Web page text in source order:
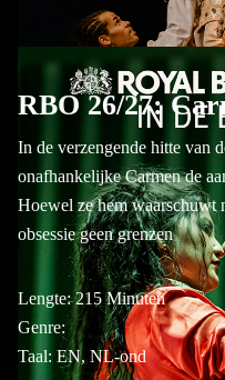
RBO 26/27:
In de verzengende hitte van
onafhankelijke Carmen de
Hoewel ze hem waarschuwt
obsessie geen grenzen
Lengte: 215 Minuten
Genre:
Taal: EN, NL-ond